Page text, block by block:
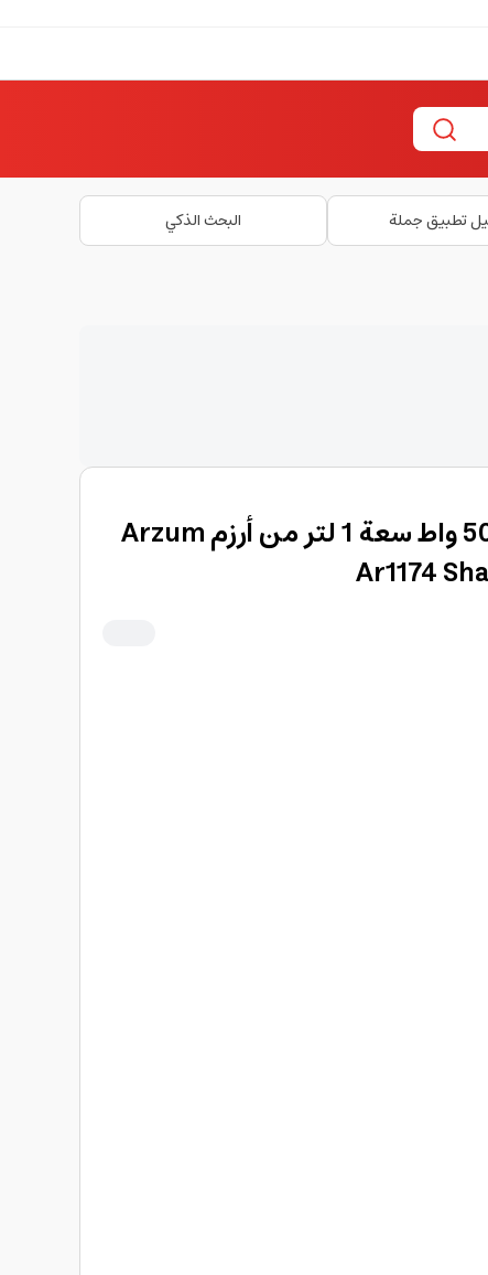
تطبيق جملة البحث الذكي
خلاط عصير محمول 500 واط سعة 1 لتر من أرزم Arzum
Ar1174